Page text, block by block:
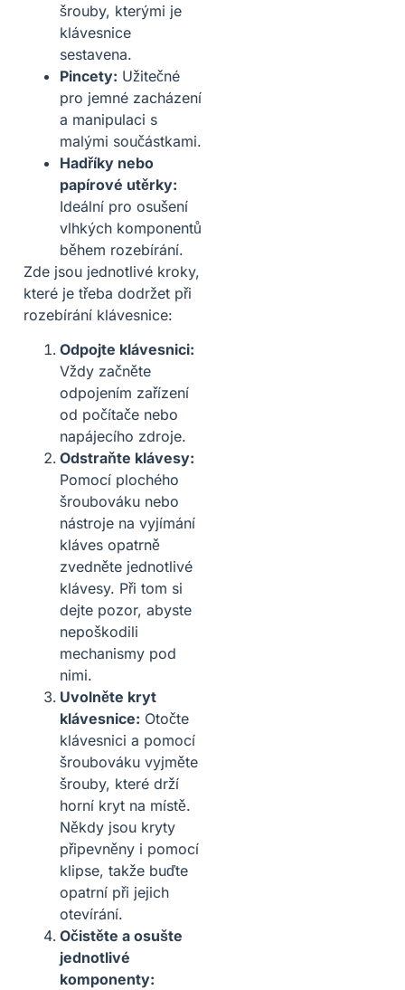
šrouby, kterými je
klávesnice
sestavena.
Pincety: Užitečné
pro jemné zacházení
a manipulaci s
malými součástkami.
Hadříky nebo
papírové utěrky:
Ideální pro osušení
vlhkých komponentů
během rozebírání.
Zde jsou jednotlivé kroky,
které je třeba dodržet při
rozebírání klávesnice:
Odpojte klávesnici:
Vždy začněte
odpojením zařízení
od počítače nebo
napájecího zdroje.
Odstraňte klávesy:
Pomocí plochého
šroubováku nebo
nástroje na vyjímání
kláves opatrně
zvedněte jednotlivé
klávesy. Při tom si
dejte pozor, abyste
nepoškodili
mechanismy pod
nimi.
Uvolněte kryt
klávesnice: Otočte
klávesnici a pomocí
šroubováku vyjměte
šrouby, které drží
horní kryt na místě.
Někdy jsou kryty
připevněny i pomocí
klipse, takže buďte
opatrní při jejich
otevírání.
Očistěte a osušte
jednotlivé
komponenty: